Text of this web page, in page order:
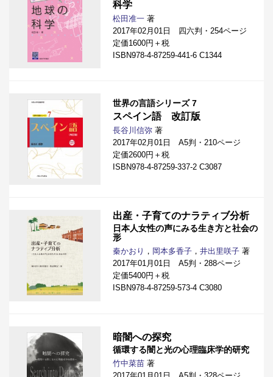
科学
松田准一 著
2017年02月01日 四六判・254ページ
定価1600円＋税
ISBN978-4-87259-441-6 C1344
世界の言語シリーズ 7
スペイン語 改訂版
長谷川信弥 著
2017年02月01日 A5判・210ページ
定価2600円＋税
ISBN978-4-87259-337-2 C3087
出産・子育てのナラティブ分析
日本人女性の声にみる生き方と社会の
形
秦かおり ， 岡本多香子 ， 井出里咲子 著
2017年01月01日 A5判・288ページ
定価5400円＋税
ISBN978-4-87259-573-4 C3080
暗闇への探究
循環する闇と光の心理臨床学的研究
竹中菜苗 著